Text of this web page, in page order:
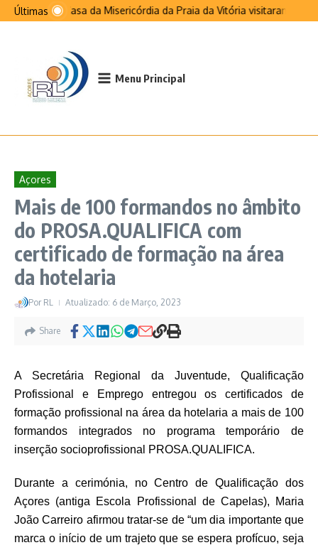
Ir para o conteúdo
Últimas
Santa Casa da Misericórdia da Praia da Vitória visitaram São
Menu Principal
Açores
Mais de 100 formandos no âmbito
do PROSA.QUALIFICA com
certificado de formação na área
da hotelaria
Por RL Atualizado: 6 de Março, 2023
Share
A Secretária Regional da Juventude, Qualificação
Profissional e Emprego entregou os certificados de
formação profissional na área da hotelaria a mais de 100
formandos integrados no programa temporário de
inserção socioprofissional PROSA.QUALIFICA.
Durante a cerimónia, no Centro de Qualificação dos
Açores (antiga Escola Profissional de Capelas), Maria
João Carreiro afirmou tratar-se de “um dia importante que
marca o início de um trajeto que se espera profícuo, seja